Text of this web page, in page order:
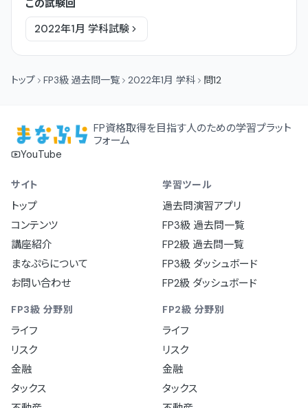
この試験回
2022年1月 学科試験
トップ FP3級 過去問一覧 2022年1月 学科 問12
FP資格取得を目指す人のための学習プラット
フォーム
YouTube
サイト
トップ
コンテンツ
講座紹介
まなぷらについて
お問い合わせ
学習ツール
過去問演習アプリ
FP3級 過去問一覧
FP2級 過去問一覧
FP3級 ダッシュボード
FP2級 ダッシュボード
FP3級 分野別
ライフ
リスク
金融
タックス
FP2級 分野別
ライフ
リスク
金融
タックス